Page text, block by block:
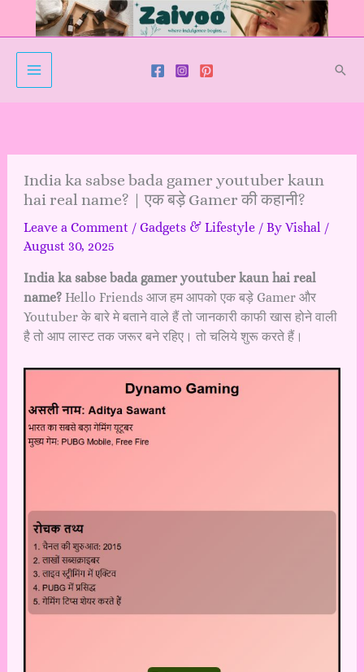
India ka sabse bada gamer youtuber kaun
hai real name? | एक बड़े Gamer की कहानी?
Leave a Comment / Gadgets & Lifestyle/ By Vishal /
August 30, 2025
India ka sabse bada gamer youtuber kaun hai real
name?Hello Friends आज हम आपको एक बड़े Gamer और
Youtuber के बारे मे बताने वाले हैं तो जानकारी काफी खास होने वाली
है तो आप लास्ट तक जरूर बने रहिए। तो चलिये शुरू करते हैं।